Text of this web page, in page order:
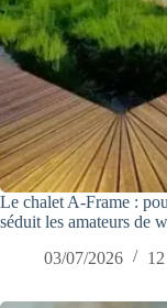
Le chalet A-Frame :
séduit les amateurs de
03/07/2026